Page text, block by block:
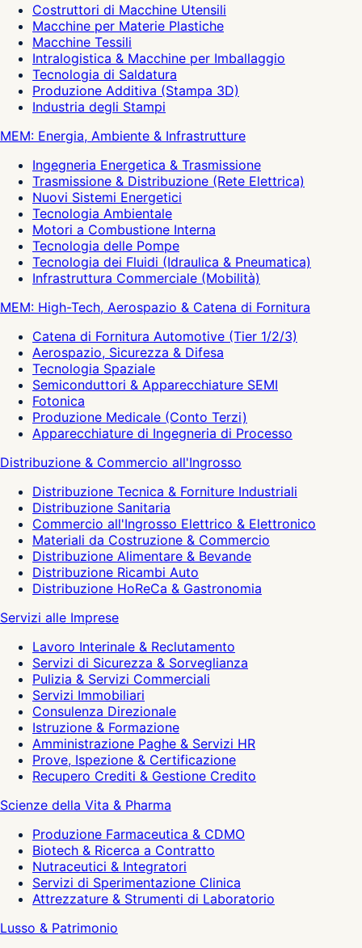
Costruttori di Macchine Utensili
Macchine per Materie Plastiche
Macchine Tessili
Intralogistica & Macchine per Imballaggio
Tecnologia di Saldatura
Produzione Additiva (Stampa 3D)
Industria degli Stampi
MEM: Energia, Ambiente & Infrastrutture
Ingegneria Energetica & Trasmissione
Trasmissione & Distribuzione (Rete Elettrica)
Nuovi Sistemi Energetici
Tecnologia Ambientale
Motori a Combustione Interna
Tecnologia delle Pompe
Tecnologia dei Fluidi (Idraulica & Pneumatica)
Infrastruttura Commerciale (Mobilità)
MEM: High-Tech, Aerospazio & Catena di Fornitura
Catena di Fornitura Automotive (Tier 1/2/3)
Aerospazio, Sicurezza & Difesa
Tecnologia Spaziale
Semiconduttori & Apparecchiature SEMI
Fotonica
Produzione Medicale (Conto Terzi)
Apparecchiature di Ingegneria di Processo
Distribuzione & Commercio all'Ingrosso
Distribuzione Tecnica & Forniture Industriali
Distribuzione Sanitaria
Commercio all'Ingrosso Elettrico & Elettronico
Materiali da Costruzione & Commercio
Distribuzione Alimentare & Bevande
Distribuzione Ricambi Auto
Distribuzione HoReCa & Gastronomia
Servizi alle Imprese
Lavoro Interinale & Reclutamento
Servizi di Sicurezza & Sorveglianza
Pulizia & Servizi Commerciali
Servizi Immobiliari
Consulenza Direzionale
Istruzione & Formazione
Amministrazione Paghe & Servizi HR
Prove, Ispezione & Certificazione
Recupero Crediti & Gestione Credito
Scienze della Vita & Pharma
Produzione Farmaceutica & CDMO
Biotech & Ricerca a Contratto
Nutraceutici & Integratori
Servizi di Sperimentazione Clinica
Attrezzature & Strumenti di Laboratorio
Lusso & Patrimonio